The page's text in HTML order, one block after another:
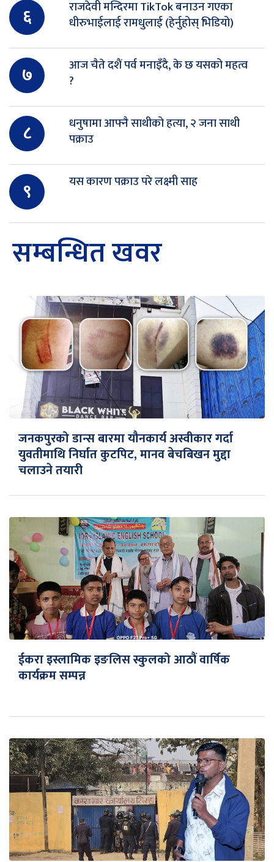
६
राजदेवी मन्दिरमा TikTok बनाउन गएका
धीरुभाईलाई रामधुलाई (हेर्नुहोस् भिडियो)
७
आज चैते दशैं पर्व मनाइँदै, के छ यसको महत्व
?
८
धनुषामा आफ्नै साथीको हत्या, २ जना साथी
पक्राउ
९ यस कारण पक्राउ परे लक्ष्मी साह
सम्बन्धित खवर
जनकपुरको डान्स बारमा यौनकार्य अस्वीकार गर्दा
युवतीमाथि निर्घात कुटपिट, मानव बेचबिखन मुद्दा
चलाउने तयारी
ईकरा इस्लामिक इङलिस स्कुलको आठौं वार्षिक
कार्यक्रम सम्पन्न